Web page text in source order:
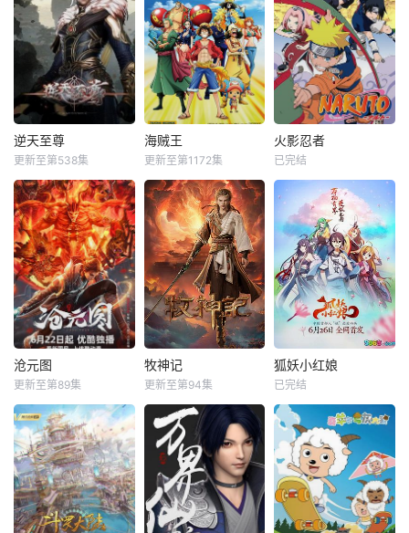
逆天至尊
更新至第538集
海贼王
更新至第1172集
火影忍者
已完结
沧元图
更新至第89集
牧神记
更新至第94集
狐妖小红娘
已完结